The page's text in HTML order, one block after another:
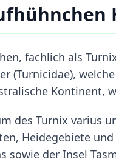
fachlich als
(Turnicidae),
Kontinent,
des Turnix varius
Heidegebiete
sowie der Insel